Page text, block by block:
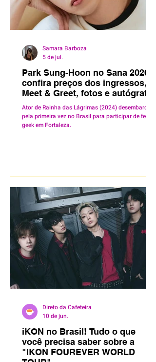
Park Sung-Hoon no Sana 2026:
confira preços dos ingressos,
Meet & Greet, fotos e autógrafos
Ator de Rainha das Lágrimas (2024) desembarca
pela primeira vez no Brasil para participar de feira
geek em Fortaleza.
Samara Barboza
5 de jul.
iKON no Brasil! Tudo o que
você precisa saber sobre a
"iKON FOUREVER WORLD
Direto da Cafeteira
10 de jun.